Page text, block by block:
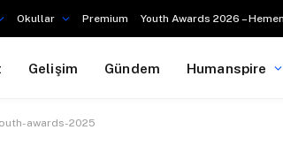
Okullar Premium Youth Awards 2026 –
Gelişim Gündem Humanspire
awards-2025